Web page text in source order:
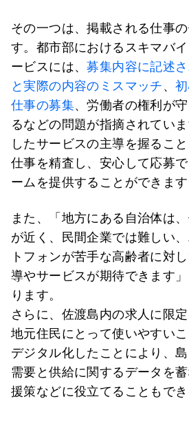
その一つは、掲載される仕事
す。都市部におけるスキマバ
ービスには、募集内容に記述
と実際の内容のミスマッチ、
仕事の募集、労働者の権利が
るなどの問題が指摘されてい
したサービスの主導を握るこ
仕事を精査し、安心して応募
ームを提供することができます
また、「地方にある自治体は
が近く、民間企業では難しい
トフォンが苦手な高齢者に対
導やサービスが期待できます
ります。
さらに、佐渡島内の求人に限定
地元住民にとって使いやすい
デジタル化したことにより、
需要と供給に関するデータを
援策などに役立てることもでき